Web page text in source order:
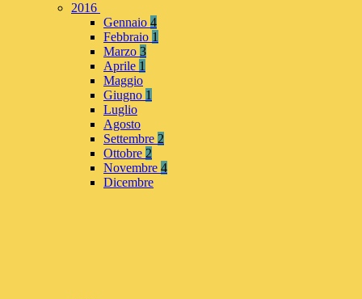
2016
Gennaio 4
Febbraio 1
Marzo 3
Aprile 1
Maggio
Giugno 1
Luglio
Agosto
Settembre 2
Ottobre 2
Novembre 4
Dicembre